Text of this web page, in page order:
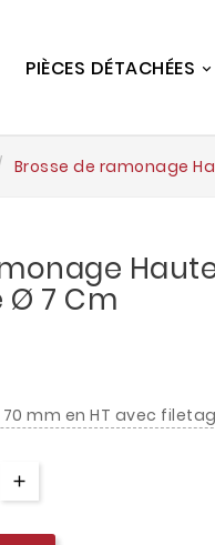
PIÈCES DÉTACHÉES
Brosse de ramonage
7 Cm
mm en HT avec